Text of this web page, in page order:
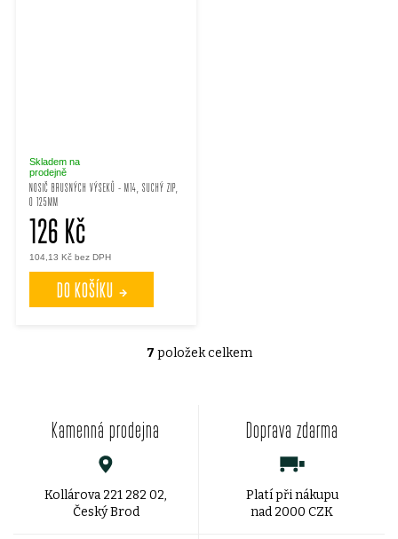
NOSIČ BRUSNÝCH VÝSEKŮ - M14, SUCHÝ ZIP,
O 125MM
Skladem na
prodejně
104,13 Kč bez DPH
126 Kč
DO KOŠÍKU
O
7 položek celkem
Kamenná prodejna
Kollárova 221 282 02,
Český Brod
Doprava zdarma
Platí při nákupu
nad 2000 CZK